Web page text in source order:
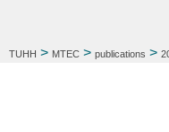
TUHH > MTEC > publications >